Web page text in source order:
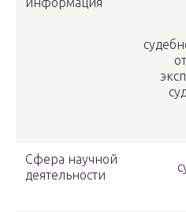
Сфера научной
деятельности